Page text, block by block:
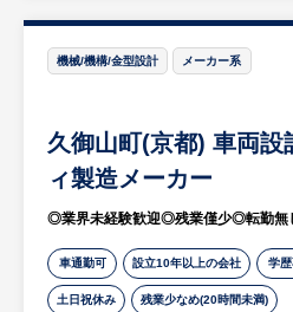
機械/機構/金型設計 メーカー系
久御山町(京都) 車両設
ィ製造メーカー
◎業界未経験歓迎◎残業僅少◎転勤無
車通勤可 設立10年以上の会社 学
土日祝休み 残業少なめ(20時間未満)